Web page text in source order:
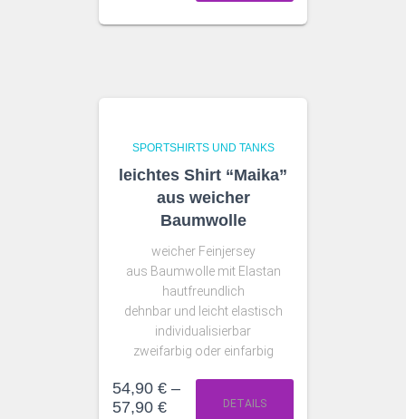
SPORTSHIRTS UND TANKS
leichtes Shirt “Maika”
aus weicher
Baumwolle
weicher Feinjersey
aus Baumwolle mit Elastan
hautfreundlich
dehnbar und leicht elastisch
individualisierbar
zweifarbig oder einfarbig
54,90 € –
57,90 € DETAILS